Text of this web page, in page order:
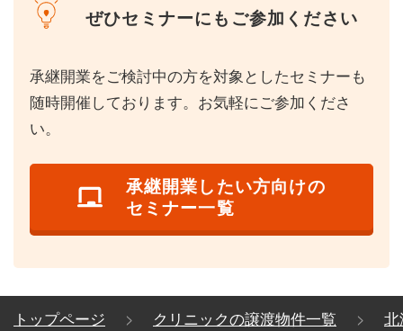
ぜひセミナーにもご参加ください
承継開業をご検討中の方を対象としたセミナーも
随時開催しております。お気軽にご参加くださ
い。
承継開業したい方向けの
セミナー一覧
トップページ クリニックの譲渡物件一覧